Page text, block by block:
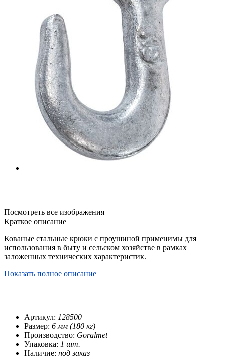
Посмотреть все изображения
Краткое описание
Кованые стальные крюки с проушиной применимы для
использования в быту и сельском хозяйстве в рамках
заложенных технических характеристик.
Показать полное описание
Артикул: 128500
Размер: 6 мм (180 кг)
Производство: Goralmet
Упаковка: 1 шт.
Наличие: под заказ